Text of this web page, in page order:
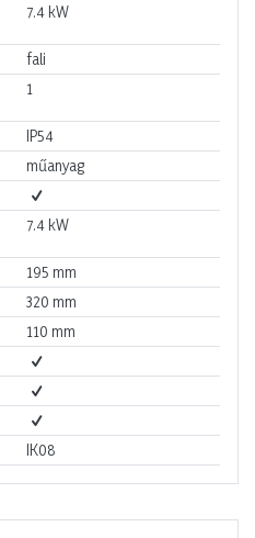
7.4 kW
fali
1
IP54
műanyag
7.4 kW
195 mm
320 mm
110 mm
IK08